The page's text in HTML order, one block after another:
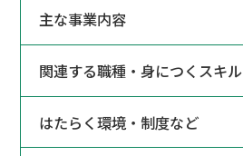
主な事業内容
関連する職種・身につくスキル
はたらく環境・制度など